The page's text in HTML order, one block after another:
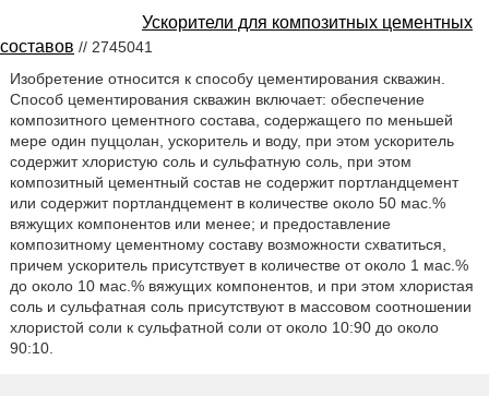
Ускорители для композитных цементных
составов // 2745041
Изобретение относится к способу цементирования скважин.
Способ цементирования скважин включает: обеспечение
композитного цементного состава, содержащего по меньшей
мере один пуццолан, ускоритель и воду, при этом ускоритель
содержит хлористую соль и сульфатную соль, при этом
композитный цементный состав не содержит портландцемент
или содержит портландцемент в количестве около 50 мас.%
вяжущих компонентов или менее; и предоставление
композитному цементному составу возможности схватиться,
причем ускоритель присутствует в количестве от около 1 мас.%
до около 10 мас.% вяжущих компонентов, и при этом хлористая
соль и сульфатная соль присутствуют в массовом соотношении
хлористой соли к сульфатной соли от около 10:90 до около
90:10.